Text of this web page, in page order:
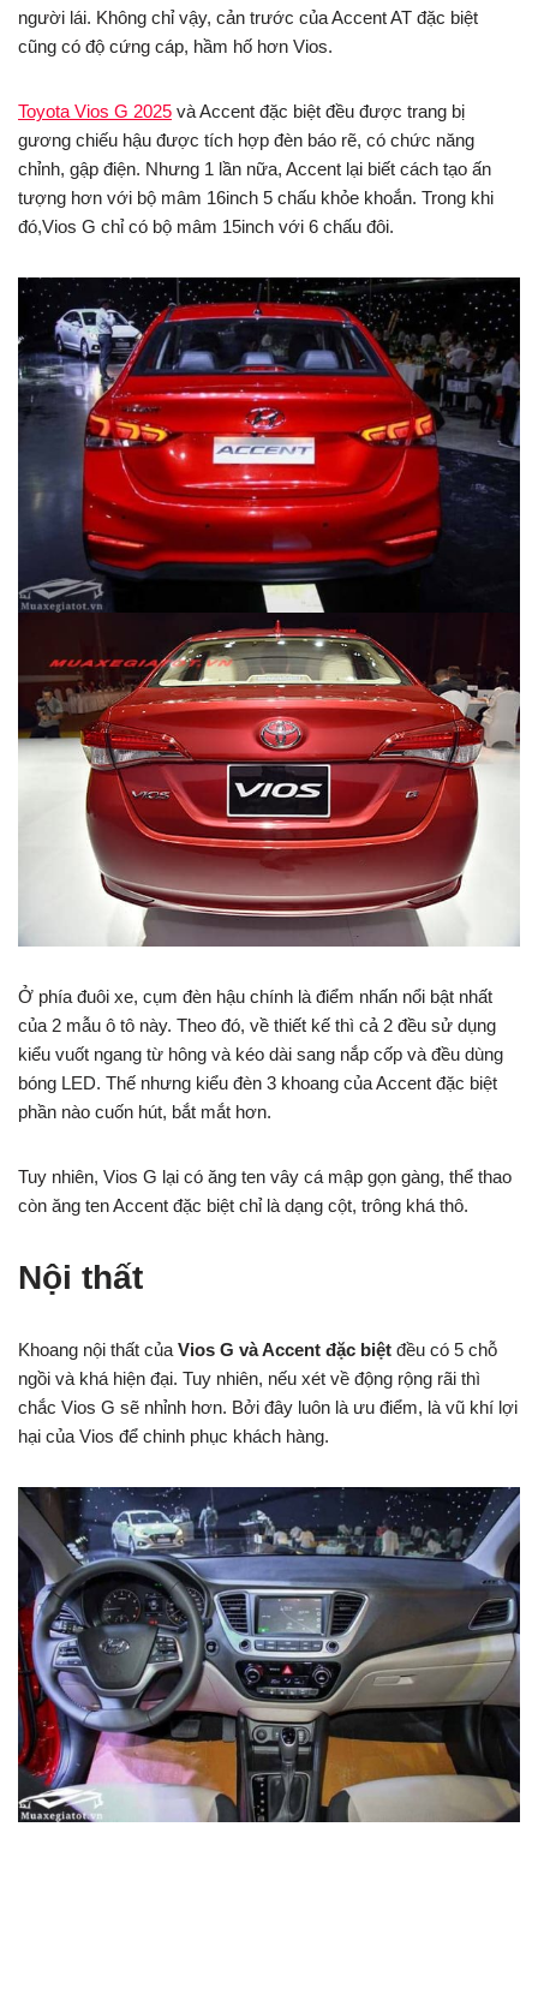
người lái. Không chỉ vậy, cản trước của Accent AT đặc biệt
cũng có độ cứng cáp, hầm hố hơn Vios.
Toyota Vios G 2025 và Accent đặc biệt đều được trang bị
gương chiếu hậu được tích hợp đèn báo rẽ, có chức năng
chỉnh, gập điện. Nhưng 1 lần nữa, Accent lại biết cách tạo ấn
tượng hơn với bộ mâm 16inch 5 chấu khỏe khoắn. Trong khi
đó,Vios G chỉ có bộ mâm 15inch với 6 chấu đôi.
Ở phía đuôi xe, cụm đèn hậu chính là điểm nhấn nổi bật nhất
của 2 mẫu ô tô này. Theo đó, về thiết kế thì cả 2 đều sử dụng
kiểu vuốt ngang từ hông và kéo dài sang nắp cốp và đều dùng
bóng LED. Thế nhưng kiểu đèn 3 khoang của Accent đặc biệt
phần nào cuốn hút, bắt mắt hơn.
Tuy nhiên, Vios G lại có ăng ten vây cá mập gọn gàng, thể thao
còn ăng ten Accent đặc biệt chỉ là dạng cột, trông khá thô.
Nội thất
Khoang nội thất của Vios G và Accent đặc biệt đều có 5 chỗ
ngồi và khá hiện đại. Tuy nhiên, nếu xét về động rộng rãi thì
chắc Vios G sẽ nhỉnh hơn. Bởi đây luôn là ưu điểm, là vũ khí lợi
hại của Vios để chinh phục khách hàng.